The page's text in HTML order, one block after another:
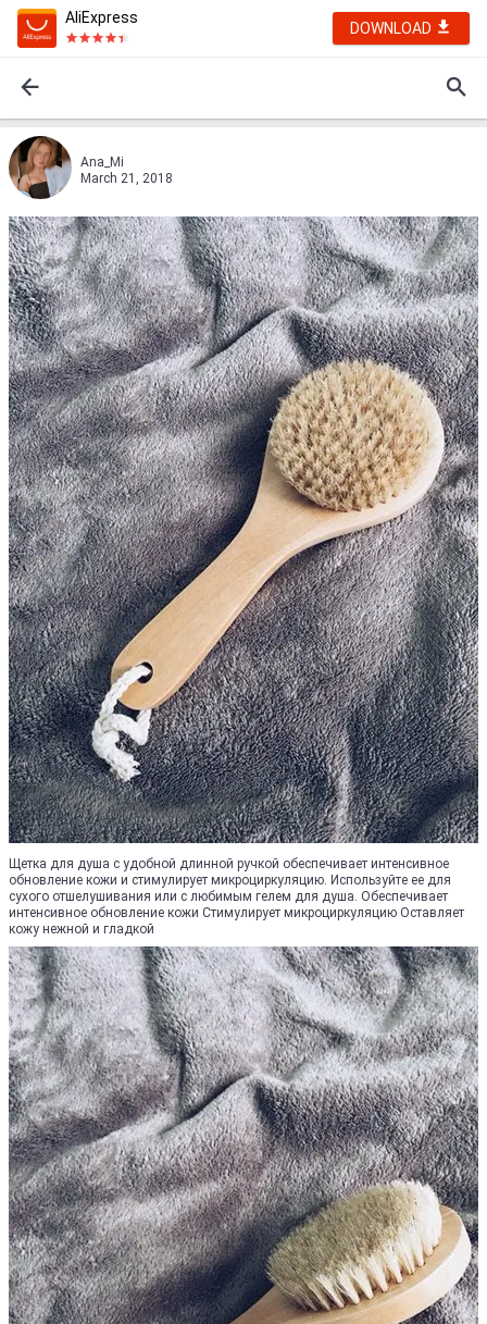
AliExpress
DOWNLOAD
Ana_Mi
March 21, 2018
Щетка для душа с удобной длинной ручкой обеспечивает интенсивное
обновление кожи и стимулирует микроциркуляцию. Используйте ее для
сухого отшелушивания или с любимым гелем для душа. Обеспечивает
интенсивное обновление кожи Стимулирует микроциркуляцию Оставляет
кожу нежной и гладкой